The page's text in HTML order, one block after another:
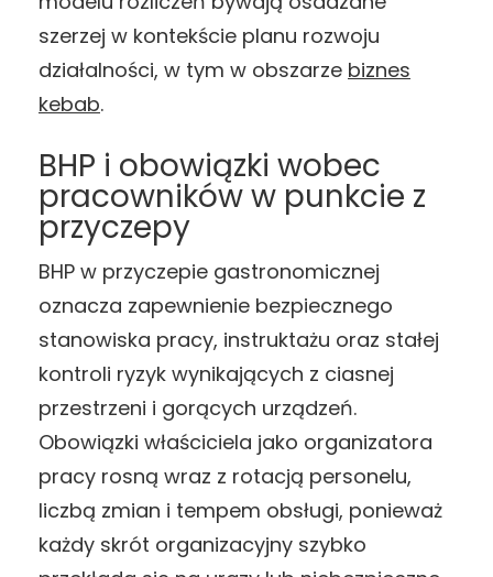
szerzej w kontekście planu rozwoju
działalności, w tym w obszarze biznes
kebab.
BHP i obowiązki wobec
pracowników w punkcie z
przyczepy
BHP w przyczepie gastronomicznej
oznacza zapewnienie bezpiecznego
stanowiska pracy, instruktażu oraz stałej
kontroli ryzyk wynikających z ciasnej
przestrzeni i gorących urządzeń.
Obowiązki właściciela jako organizatora
pracy rosną wraz z rotacją personelu,
liczbą zmian i tempem obsługi, ponieważ
każdy skrót organizacyjny szybko